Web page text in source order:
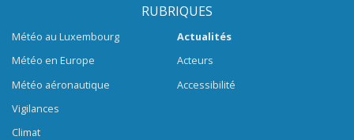
RUBRIQUES
Météo au Luxembourg
Météo en Europe
Météo aéronautique
Vigilances
Climat
Actualités
Acteurs
Accessibilité